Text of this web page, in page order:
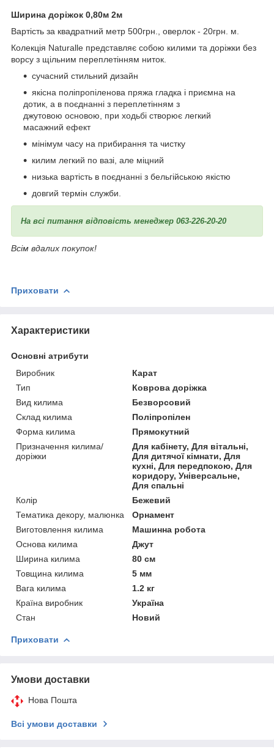
Ширина доріжок 0,80м 2м
Вартість за квадратний метр 500грн., оверлок - 20грн. м.
Колекція Naturalle представляє собою килими та доріжки без
ворсу з щільним переплетінням ниток.
сучасний стильний дизайн
якісна поліпропіленова пряжа гладка і приємна на
дотик, а в поєднанні з переплетінням з
джутовою основою, при ходьбі створює легкий
масажний ефект
мінімум часу на прибирання та чистку
килим легкий по вазі, але міцний
низька вартість в поєднанні з бельгійською якістю
довгий термін служби.
На всі питання відповість менеджер 063-226-20-20
Всім вдалих покупок!
Приховати
Характеристики
Основні атрибути
Виробник
Карат
Тип
Коврова доріжка
Вид килима
Безворсовий
Склад килима
Поліпропілен
Форма килима
Прямокутний
Призначення килима/
доріжки
Для кабінету, Для вітальні,
Для дитячої кімнати, Для
кухні, Для передпокою, Для
коридору, Універсальне,
Для спальні
Колір
Бежевий
Тематика декору, малюнка
Орнамент
Виготовлення килима
Машинна робота
Основа килима
Джут
Ширина килима
80 см
Товщина килима
5 мм
Вага килима
1.2 кг
Країна виробник
Україна
Стан
Новий
Приховати
Умови доставки
Нова Пошта
Всі умови доставки